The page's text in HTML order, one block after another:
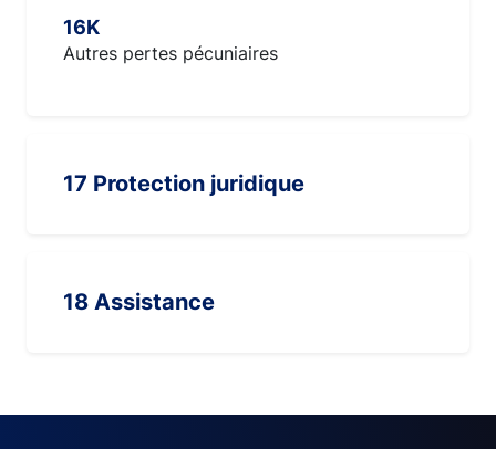
16K
Autres pertes pécuniaires
17 Protection juridique
18 Assistance